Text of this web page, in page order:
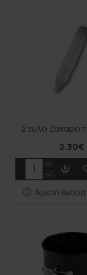
2.30€
Άμεση Αγορά